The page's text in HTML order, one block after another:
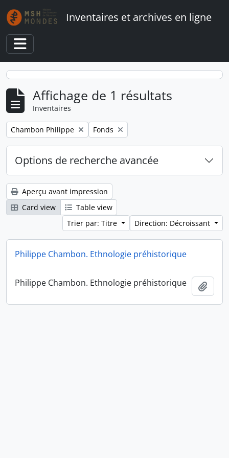
Skip to main content
Inventaires et archives en ligne
Toggle navigation
Affichage de 1 résultats
Inventaires
Remove filter:
Chambon Philippe Remove filter:
Fonds
Options de recherche avancée
Aperçu avant impression
Card view
Table view
Trier par: Titre
Direction: Décroissant
Philippe Chambon. Ethnologie préhistorique
Philippe Chambon. Ethnologie préhistorique